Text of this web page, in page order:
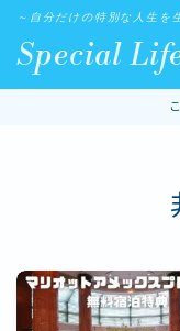
Special
～自分だけの特別な人生を